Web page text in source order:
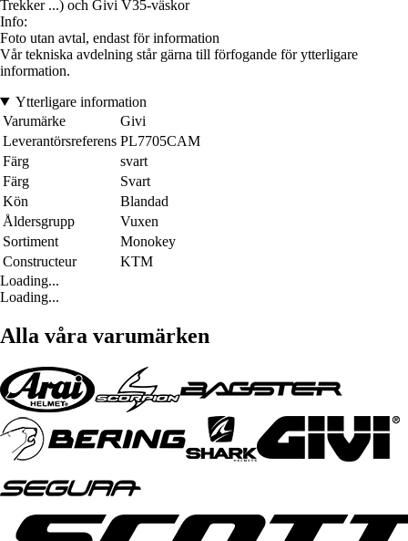
Trekker ...) och Givi V35-väskor
Info:
Foto utan avtal, endast för information
Vår tekniska avdelning står gärna till förfogande för ytterligare
information.
Ytterligare information
Varumärke
Givi
Leverantörsreferens PL7705CAM
Färg
svart
Färg
Svart
Kön
Blandad
Åldersgrupp
Vuxen
Sortiment
Monokey
Constructeur
KTM
Loading...
Loading...
Alla våra varumärken